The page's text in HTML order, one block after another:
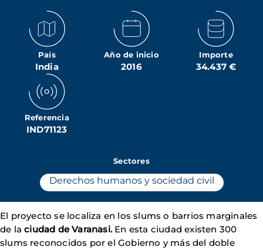
País
India
Año de inicio
2016
Importe
34.437 €
Referencia
IND71123
Sectores
Derechos humanos y sociedad civil
El proyecto se localiza en los slums o barrios marginales
de laciudad de Varanasi.En esta ciudad existen 300
slums reconocidos por el Gobierno y más del doble